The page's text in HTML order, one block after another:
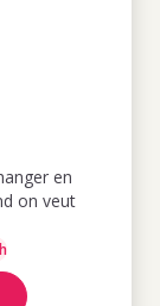
en
on veut